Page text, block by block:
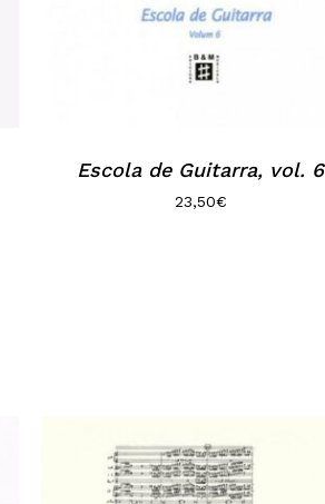
Escola de Guitarra, vol. 6
23,50€